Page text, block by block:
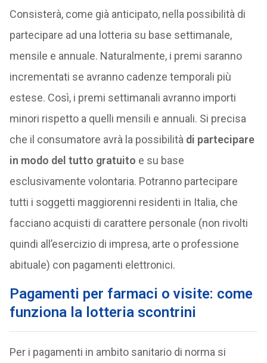
Consisterà, come già anticipato, nella possibilità di
partecipare ad una lotteria su base settimanale,
mensile e annuale. Naturalmente, i premi saranno
incrementati se avranno cadenze temporali più
estese. Così, i premi settimanali avranno importi
minori rispetto a quelli mensili e annuali. Si precisa
che il consumatore avrà la possibilità di partecipare
in modo del tutto gratuito e su base
esclusivamente volontaria. Potranno partecipare
tutti i soggetti maggiorenni residenti in Italia, che
facciano acquisti di carattere personale (non rivolti
quindi all’esercizio di impresa, arte o professione
abituale) con pagamenti elettronici.
Pagamenti per farmaci o visite: come
funziona la lotteria scontrini
Per i pagamenti in ambito sanitario di norma si